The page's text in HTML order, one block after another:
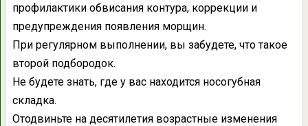
профилактики обвисания контура, коррекции и
предупреждения появления морщин.
При регулярном выполнении, вы забудете, что такое
второй подбородок.
Не будете знать, где у вас находится носогубная
складка.
Отодвиньте на десятилетия возрастные изменения